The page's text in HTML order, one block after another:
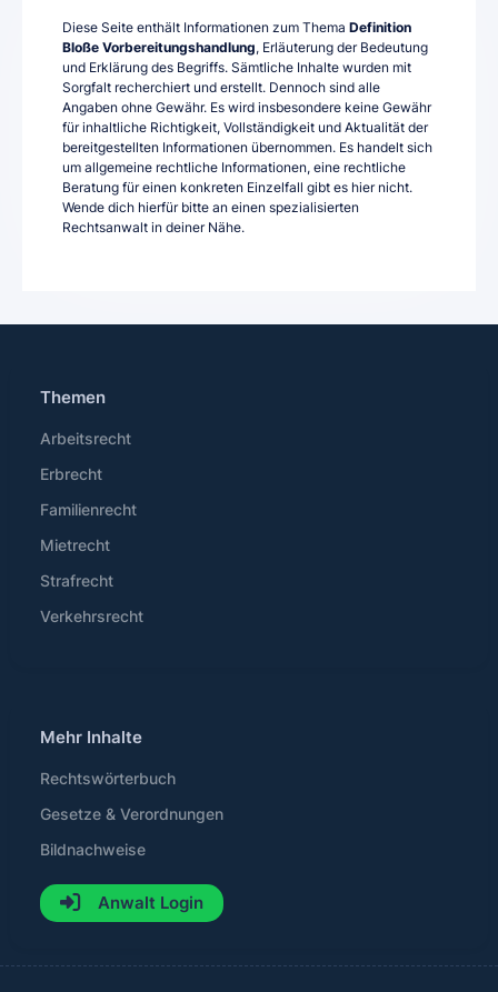
Diese Seite enthält Informationen zum Thema Definition
Bloße Vorbereitungshandlung, Erläuterung der Bedeutung
und Erklärung des Begriffs. Sämtliche Inhalte wurden mit
Sorgfalt recherchiert und erstellt. Dennoch sind alle
Angaben ohne Gewähr. Es wird insbesondere keine Gewähr
für inhaltliche Richtigkeit, Vollständigkeit und Aktualität der
bereitgestellten Informationen übernommen. Es handelt sich
um allgemeine rechtliche Informationen, eine rechtliche
Beratung für einen konkreten Einzelfall gibt es hier nicht.
Wende dich hierfür bitte an einen spezialisierten
Rechtsanwalt in deiner Nähe.
Themen
Arbeitsrecht
Erbrecht
Familienrecht
Mietrecht
Strafrecht
Verkehrsrecht
Mehr Inhalte
Rechtswörterbuch
Gesetze & Verordnungen
Bildnachweise
Anwalt Login